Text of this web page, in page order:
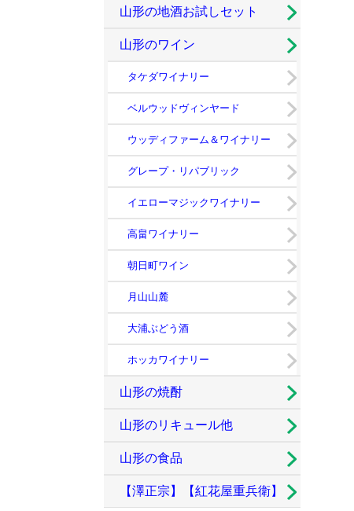
山形の地酒お試しセット
山形のワイン
タケダワイナリー
ベルウッドヴィンヤード
ウッディファーム＆ワイナリー
グレープ・リパブリック
イエローマジックワイナリー
高畠ワイナリー
朝日町ワイン
月山山麓
大浦ぶどう酒
ホッカワイナリー
山形の焼酎
山形のリキュール他
山形の食品
【澤正宗】【紅花屋重兵衛】